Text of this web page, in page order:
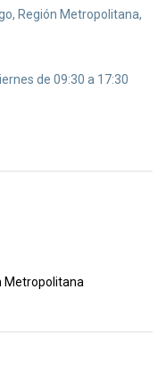
Región Metropolitana,
de 09:30 a 17:30
Metropolitana